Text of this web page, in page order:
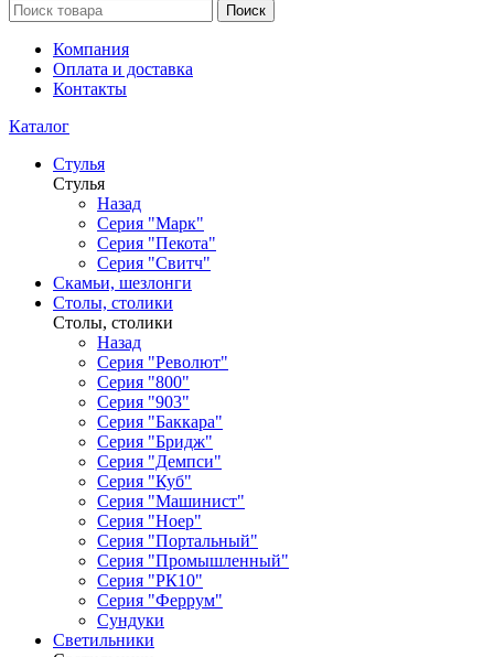
Поиск
Компания
Оплата и доставка
Контакты
Каталог
Стулья
Стулья
Назад
Серия "Марк"
Серия "Пекота"
Серия "Свитч"
Скамьи, шезлонги
Столы, столики
Столы, столики
Назад
Серия "Револют"
Серия "800"
Серия "903"
Серия "Баккара"
Серия "Бридж"
Серия "Демпси"
Серия "Куб"
Серия "Машинист"
Серия "Ноер"
Серия "Портальный"
Серия "Промышленный"
Серия "РК10"
Серия "Феррум"
Сундуки
Светильники